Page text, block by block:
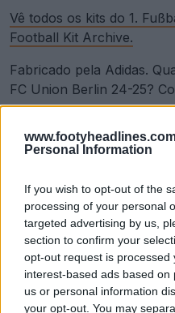
Personal Information
If you wish to opt-out of the
processing of your personal
targeted advertising by us,
section to confirm your
opt-out request is processed
interest-based ads based
us or personal information
your opt-out. You may
Vê todos os kits do 1.
Football Kit Archive.
Fabricado pela Adidas.
FC Union Berlin 24-25?
Mostrar Comentários
adidas Bundesliga
Compartilhar